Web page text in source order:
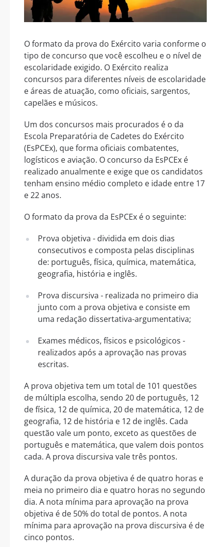
O formato da prova do Exército varia conforme o
tipo de concurso que você escolheu e o nível de
escolaridade exigido. O Exército realiza
concursos para diferentes níveis de escolaridade
e áreas de atuação, como oficiais, sargentos,
capelães e músicos.
Um dos concursos mais procurados é o da
Escola Preparatória de Cadetes do Exército
(EsPCEx), que forma oficiais combatentes,
logísticos e aviação. O concurso da EsPCEx é
realizado anualmente e exige que os candidatos
tenham ensino médio completo e idade entre 17
e 22 anos.
O formato da prova da EsPCEx é o seguinte:
Prova objetiva - dividida em dois dias
consecutivos e composta pelas disciplinas
de: português, física, química, matemática,
geografia, história e inglês.
Prova discursiva - realizada no primeiro dia
junto com a prova objetiva e consiste em
uma redação dissertativa-argumentativa;
Exames médicos, físicos e psicológicos -
realizados após a aprovação nas provas
escritas.
A prova objetiva tem um total de 101 questões
de múltipla escolha, sendo 20 de português, 12
de física, 12 de química, 20 de matemática, 12 de
geografia, 12 de história e 12 de inglês. Cada
questão vale um ponto, exceto as questões de
português e matemática, que valem dois pontos
cada. A prova discursiva vale três pontos.
A duração da prova objetiva é de quatro horas e
meia no primeiro dia e quatro horas no segundo
dia. A nota mínima para aprovação na prova
objetiva é de 50% do total de pontos. A nota
mínima para aprovação na prova discursiva é de
cinco pontos.